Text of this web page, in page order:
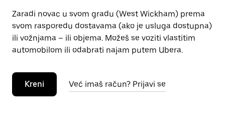
Zaradi novac u svom gradu (West Wickham) prema
svom rasporedu dostavama (ako je usluga dostupna)
ili vožnjama – ili objema. Možeš se voziti vlastitim
automobilom ili odabrati najam putem Ubera.
Kreni Već imaš račun? Prijavi se